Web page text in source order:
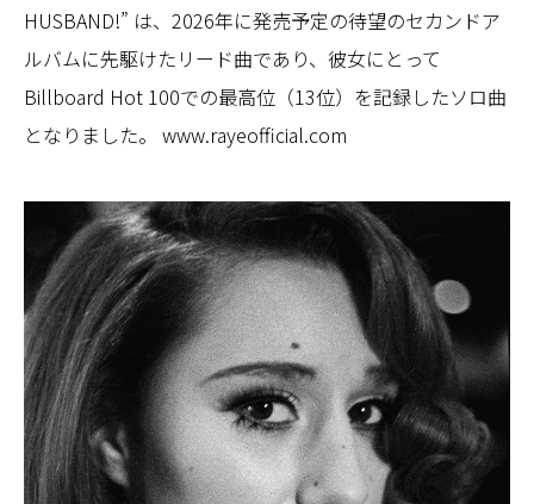
HUSBAND!” は、2026年に発売予定の待望のセカンドア
ルバムに先駆けたリード曲であり、彼女にとって
Billboard Hot 100での最高位（13位）を記録したソロ曲
となりました。 www.rayeofficial.com